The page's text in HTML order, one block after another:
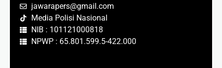
jawarapers@gmail.com
Media Polisi Nasional
NIB : 101121000818
NPWP : 65.801.599.5-422.000